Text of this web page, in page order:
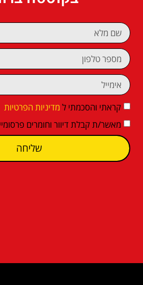
קראתי והסכמתי ל מדיניות הפרטיות
מאשר/ת קבלת דיוור וחומרים
שליחה